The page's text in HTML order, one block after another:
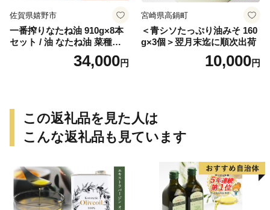
佐賀県嬉野市
一番搾りなたね油 910g×8本
セット / 油 なたね油 菜種油
ナタネ【山下製油】 [NBE00
34,000円
宮崎県高鍋町
＜青シソたっぷり油みそ 160
g×3個＞翌月末迄に順次出荷
10,000円
この返礼品を見た人は
こんな返礼品も見ています